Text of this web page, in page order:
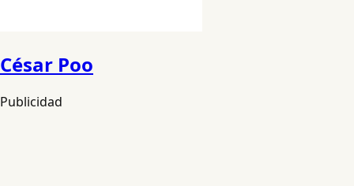
César Poo
Publicidad